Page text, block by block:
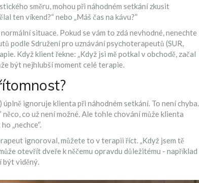
směru, mohou při náhodném setkání zkusit
ten víkend?“ nebo „Máš čas na kávu?“
situace. Pokud se vám to zdá nevhodné, nenechte
podle Sdružení pro uznávání psychoterapeutů (SUR,
Když klient řekne: „Když jsi mě potkal v obchodě, začal
být nejhlubší moment celé terapie.
) úplně ignoruje klienta při náhodném setkání. To není chyba.
co už není možné. Ale tohle chování může klienta
„nechce“.
ignoroval, můžete to v terapii říct. „Když jsem tě
otevřít dveře k něčemu opravdu důležitému - například
viděný.